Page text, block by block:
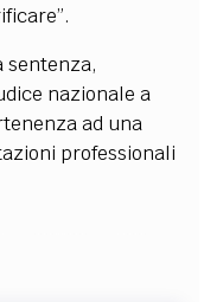
sentenza,
nazionale a
ad una
professionali